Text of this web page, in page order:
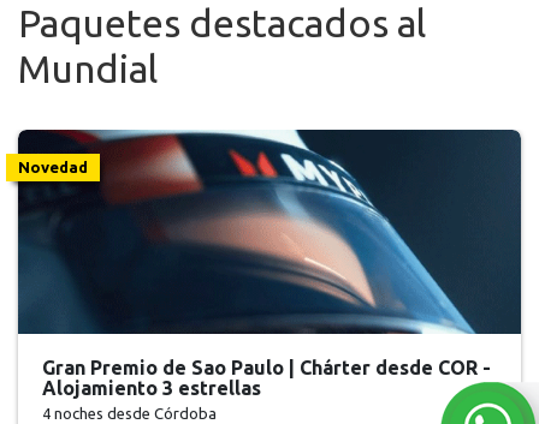
Paquetes destacados al
Mundial
Novedad
Gran Premio de Sao Paulo | Chárter desde COR -
Alojamiento 3 estrellas
4 noches desde Córdoba